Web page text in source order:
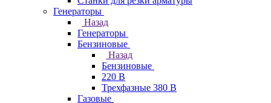
Генераторы
Назад
Генераторы
Бензиновые
Назад
Бензиновые
220 В
Трехфазные 380 В
Газовые